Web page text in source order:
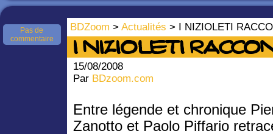
BDZoom > Actualités > I NIZIOLETI
Pas de
commentaire
I NIZIOLETI
15/08/2008
Par BDzoom.com
Entre légende et chronique
Zanotto et Paolo Piffario